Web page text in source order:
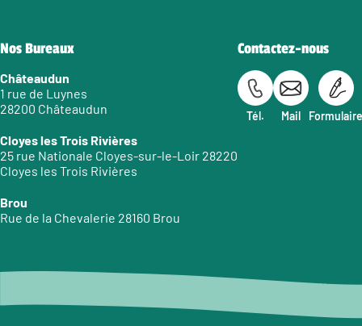
Nos Bureaux
Châteaudun
1 rue de Luynes
28200 Châteaudun
Cloyes les Trois Rivières
25 rue Nationale Cloyes-sur-le-Loir 28220
Cloyes les Trois Rivières
Brou
Rue de la Chevalerie 28160 Brou
Contactez-nous
Tél. Mail Formulaire